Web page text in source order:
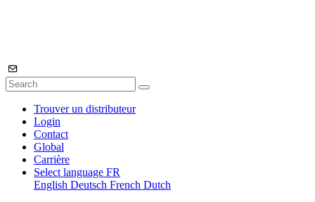
Trouver un distributeur
Login
Contact
Global
Carrière
Select language FR
English Deutsch French Dutch